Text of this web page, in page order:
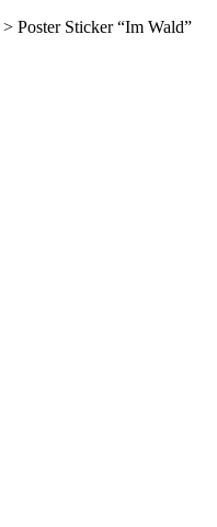
> Poster Sticker “Im Wald”